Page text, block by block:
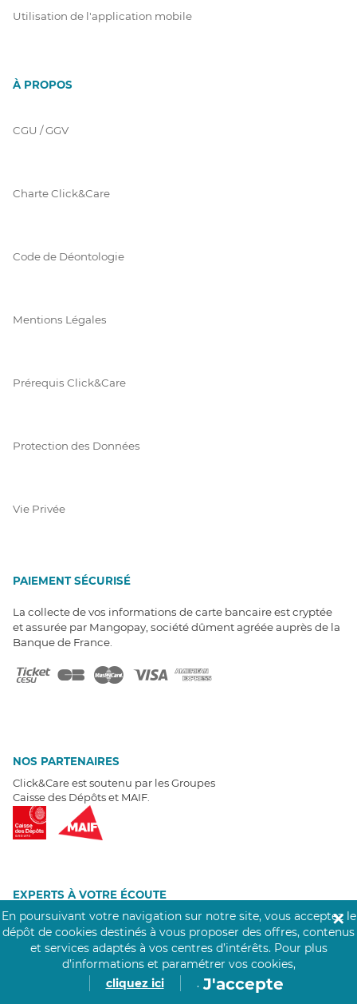
Utilisation de l'application mobile
À PROPOS
CGU / GGV
Charte Click&Care
Code de Déontologie
Mentions Légales
Prérequis Click&Care
Protection des Données
Vie Privée
PAIEMENT SÉCURISÉ
La collecte de vos informations de carte bancaire est cryptée
et assurée par Mangopay, société dûment agréée auprès de la
Banque de France.
NOS PARTENAIRES
Click&Care est soutenu par les Groupes
Caisse des Dépôts et MAIF.
EXPERTS À VOTRE ÉCOUTE
Un besoin de recrutement ? Click&Care vous accompagne par
téléphone 7/7.
Être rappelé aujourd'hui
MOIGNAGES CLIENTS
En poursuivant votre navigation sur notre site, vous acceptez le
dépôt de cookies destinés à vous proposer des offres, contenus
et services adaptés à vos centres d’intérêts. Pour plus
d’informations et paramétrer vos cookies,
cliquez ici
. J'accepte
✕